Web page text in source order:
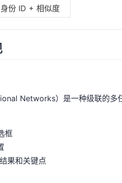
身份 ID + 相似度
Networks）是一种级联的多
框
果和关键点